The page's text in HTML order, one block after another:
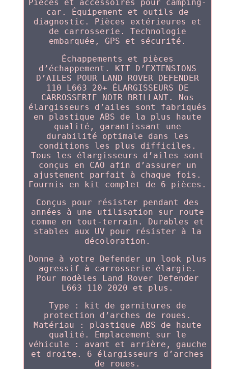
Pièces et accessoires pour camping-
car. Équipement et outils de
diagnostic. Pièces extérieures et
de carrosserie. Technologie
embarquée, GPS et sécurité.
Échappements et pièces
d’échappement. KIT D’EXTENSIONS
D’AILES POUR LAND ROVER DEFENDER
110 L663 20+ ÉLARGISSEURS DE
CARROSSERIE NOIR BRILLANT. Nos
élargisseurs d’ailes sont fabriqués
en plastique ABS de la plus haute
qualité, garantissant une
durabilité optimale dans les
conditions les plus difficiles.
Tous les élargisseurs d’ailes sont
conçus en CAO afin d’assurer un
ajustement parfait à chaque fois.
Fournis en kit complet de 6 pièces.
Conçus pour résister pendant des
années à une utilisation sur route
comme en tout-terrain. Durables et
stables aux UV pour résister à la
décoloration.
Donne à votre Defender un look plus
agressif à carrosserie élargie.
Pour modèles Land Rover Defender
L663 110 2020 et plus.
Type : kit de garnitures de
protection d’arches de roues.
Matériau : plastique ABS de haute
qualité. Emplacement sur le
véhicule : avant et arrière, gauche
et droite. 6 élargisseurs d’arches
de roues.